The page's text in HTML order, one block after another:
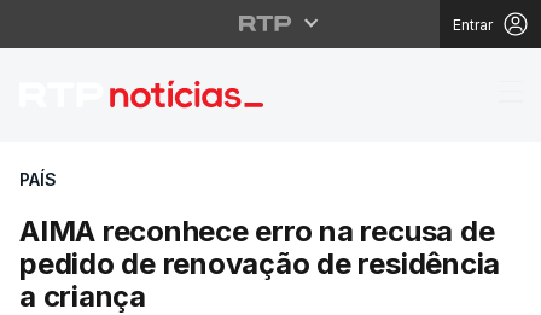
Entrar
AIMA reconhece erro
PAÍS
AIMA reconhece erro na recusa de
pedido de renovação de residência
a criança